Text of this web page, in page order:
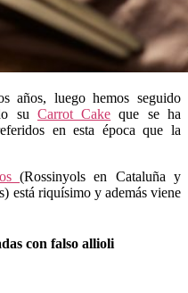
años, luego hemos seguido
su Carrot Cake que se ha
en esta época que la
(Rossinyols en Cataluña y
está riquísimo y además viene
con falso allioli